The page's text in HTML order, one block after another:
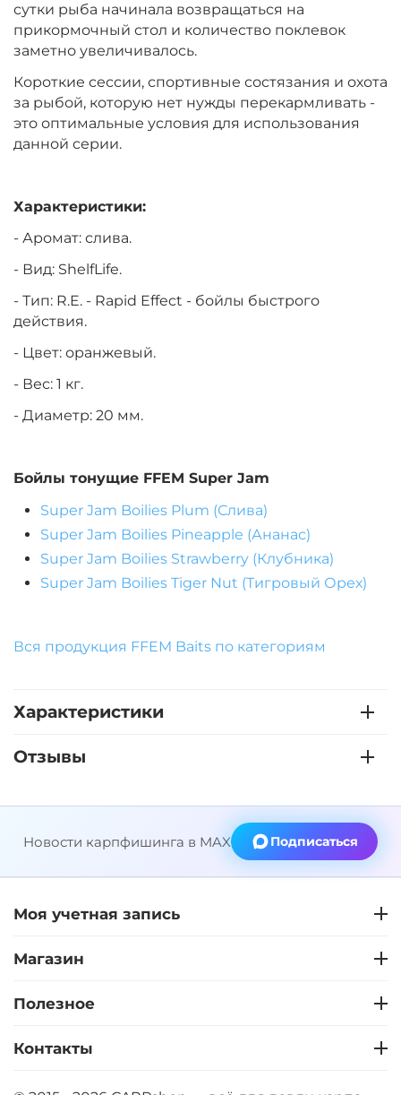
сутки рыба начинала возвращаться на
прикормочный стол и количество поклевок
заметно увеличивалось.
Короткие сессии, спортивные состязания и охота
за рыбой, которую нет нужды перекармливать -
это оптимальные условия для использования
данной серии.
Характеристики:
- Аромат: слива.
- Вид: ShelfLife.
- Тип: R.E. - Rapid Effect - бойлы быстрого
действия.
- Цвет: оранжевый.
- Вес: 1 кг.
- Диаметр: 20 мм.
Бойлы тонущие FFEM Super Jam
Super Jam Boilies Plum (Слива)
Super Jam Boilies Pineapple (Ананас)
Super Jam Boilies Strawberry (Клубника)
Super Jam Boilies Tiger Nut (Тигровый Орех)
Вся продукция FFEM Baits по категориям
Характеристики
Отзывы
Новости карпфишинга в MAX Подписаться
Моя учетная запись
Магазин
Полезное
Контакты